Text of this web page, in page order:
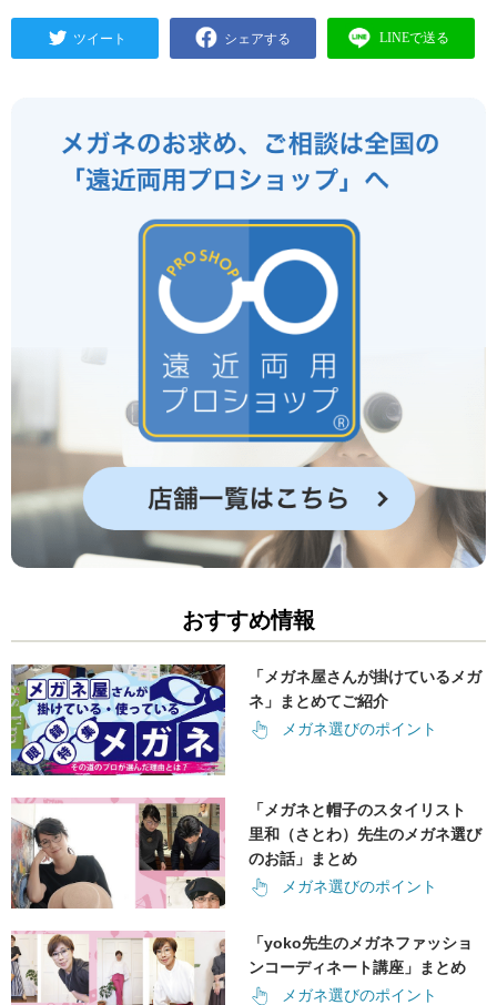
おすすめ情報
「メガネ屋さんが掛けているメガ
ネ」まとめてご紹介
メガネ選びのポイント
「メガネと帽子のスタイリスト
里和（さとわ）先生のメガネ選び
のお話」まとめ
メガネ選びのポイント
「yoko先生のメガネファッショ
ンコーディネート講座」まとめ
メガネ選びのポイント